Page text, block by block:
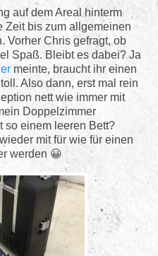
auf dem Areal hinterm
Zeit bis zum allgemeinen
Vorher Chris gefragt, ob
Spaß. Bleibt es dabei? Ja
meinte, braucht ihr einen
Also dann, erst mal rein
nett wie immer mit
Doppelzimmer
so einem leeren Bett?
mit für wie für einen
werden